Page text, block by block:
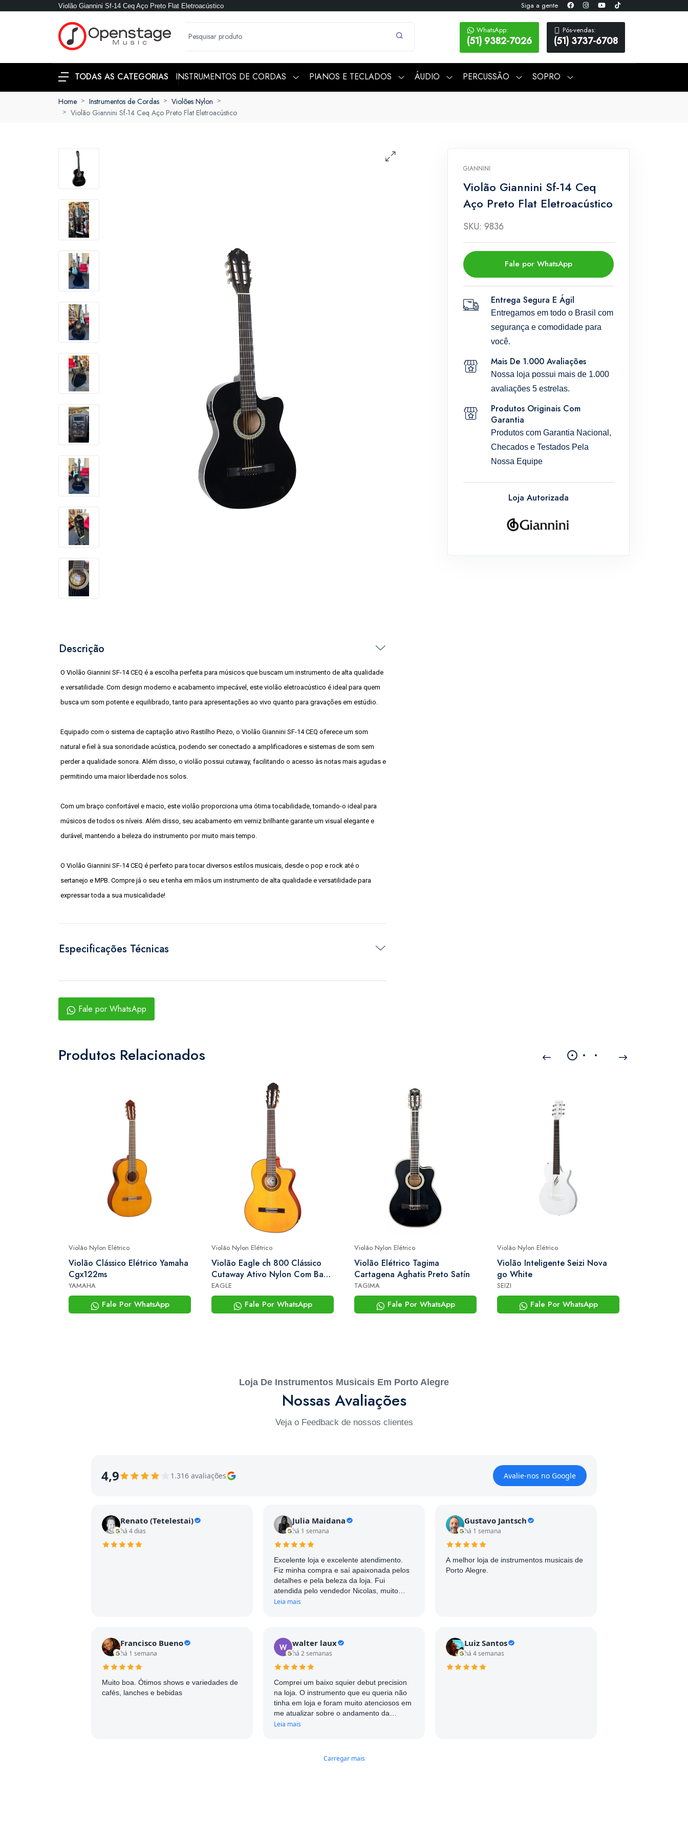
Violão Giannini Sf-14 Ceq Aço Preto Flat Eletroacústico Siga a gente
WhatsApp:
(51) 9382-7026
Pós-vendas:
(51) 3737-6708
TODAS AS CATEGORIAS INSTRUMENTOS DE CORDAS PIANOS E TECLADOS ÁUDIO PERCUSSÃO SOPRO
Home Instrumentos de Cordas
Violões Nylon
Violão Giannini Sf-14 Ceq Aço Preto Flat Eletroacústico
Descrição
O Violão Giannini SF-14 CEQ é a escolha perfeita para músicos que buscam um instrumento de alta qualidade
e versatilidade. Com design moderno e acabamento impecável, este violão eletroacústico é ideal para quem
busca um som potente e equilibrado, tanto para apresentações ao vivo quanto para gravações em estúdio.
Equipado com o sistema de captação ativo Rastilho Piezo, o Violão Giannini SF-14 CEQ oferece um som
natural e fiel à sua sonoridade acústica, podendo ser conectado a amplificadores e sistemas de som sem
perder a qualidade sonora. Além disso, o violão possui cutaway, facilitando o acesso às notas mais agudas e
permitindo uma maior liberdade nos solos.
Com um braço confortável e macio, este violão proporciona uma ótima tocabilidade, tornando-o ideal para
músicos de todos os níveis. Além disso, seu acabamento em verniz brilhante garante um visual elegante e
durável, mantendo a beleza do instrumento por muito mais tempo.
O Violão Giannini SF-14 CEQ é perfeito para tocar diversos estilos musicais, desde o pop e rock até o
sertanejo e MPB. Compre já o seu e tenha em mãos um instrumento de alta qualidade e versatilidade para
expressar toda a sua musicalidade!
Especificações Técnicas
Fale por WhatsApp
GIANNINI
Violão Giannini Sf-14 Ceq
Aço Preto Flat Eletroacústico
SKU: 9836
Fale por WhatsApp
Entrega Segura E Ágil
Entregamos em todo o Brasil com
segurança e comodidade para
você.
Mais De 1.000 Avaliações
Nossa loja possui mais de 1.000
avaliações 5 estrelas.
Produtos Originais Com
Garantia
Produtos com Garantia Nacional,
Checados e Testados Pela
Nossa Equipe
Loja Autorizada
Produtos Relacionados
Violão Nylon Elétrico
Violão Clássico Elétrico Yamaha
Cgx122ms
YAMAHA
Fale Por WhatsApp
Violão Nylon Elétrico
Violão Eagle ch 800 Clássico
Cutaway Ativo Nylon Com Bag
Deluxe
EAGLE
Fale Por WhatsApp
Violão Nylon Elétrico
Violão Elétrico Tagima
Cartagena Aghatis Preto Satín
TAGIMA
Fale Por WhatsApp
Violão Nylon Elétrico
Violão Inteligente Seizi Nova
go White
SEIZI
Fale Por WhatsApp
Loja De Instrumentos Musicais Em Porto Alegre
Nossas Avaliações
Veja o Feedback de nossos clientes
4,9 1.316 avaliações Avalie-nos no Google
Renato (Tetelestai)
há 4 dias
Julia Maidana
há 1 semana
Excelente loja e excelente atendimento.
Fiz minha compra e saí apaixonada pelos
detalhes e pela beleza da loja. Fui
atendida pelo vendedor Nicolas, muito
simpático e atencioso. Com certeza me
Leia mais
Gustavo Jantsch
há 1 semana
A melhor loja de instrumentos musicais de
Porto Alegre.
Francisco Bueno
há 1 semana
Muito boa. Ótimos shows e variedades de
cafés, lanches e bebidas
walter laux
há 2 semanas
Comprei um baixo squier debut precision
na loja. O instrumento que eu queria não
tinha em loja e foram muito atenciosos em
me atualizar sobre o andamento da
chegada do instrumento sem contar que
Recomendo muito a loja.
Leia mais
Luiz Santos
há 4 semanas
Carregar mais